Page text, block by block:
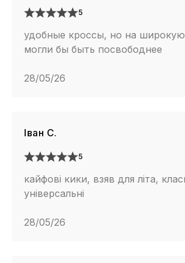
5
удобные кроссы, но на
могли бы быть посвободнее
28/05/26
Іван С.
5
кайфові кики, взяв для літа,
універсальні
28/05/26